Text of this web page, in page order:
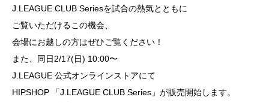
J.LEAGUE CLUB Seriesを試合の熱気とともに
ご覧いただけるこの機会、
会場にお越しの方はぜひご覧ください！
また、同日2/17(日) 10:00〜
J.LEAGUE 公式オンラインストアにて
HIPSHOP 「J.LEAGUE CLUB Series」が販売開始します。